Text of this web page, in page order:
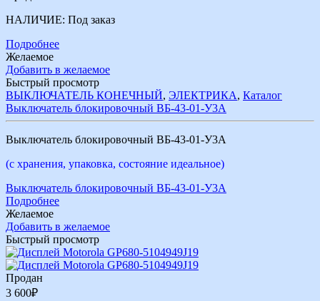
НАЛИЧИЕ: Под заказ
Подробнее
Желаемое
Добавить в желаемое
Быстрый просмотр
ВЫКЛЮЧАТЕЛЬ КОНЕЧНЫЙ, ЭЛЕКТРИКА, Каталог
Выключатель блокировочный ВБ-43-01-У3А
Выключатель блокировочный ВБ-43-01-У3А
(с хранения, упаковка, состояние идеальное)
Выключатель блокировочный ВБ-43-01-У3А
Подробнее
Желаемое
Добавить в желаемое
Быстрый просмотр
Продан
3 600₽